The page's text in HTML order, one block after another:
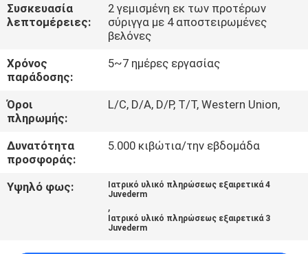
ΕΠΙΚΟΙΝΩΝΉΣΤΕ
ΜΑΖΊ
ΜΑΣ
ΕΙΔΉΣΕΙΣ
ΥΠΟΘΈΣΕΙΣ
ΖΗΤΉΣΤΕ
Συσκευασία
λεπτομέρειες:
2 γεμισμένη εκ των προτέρων
σύριγγα με 4 αποστειρωμένες
βελόνες
Χρόνος
παράδοσης:
5~7 ημέρες εργασίας
Όροι
πληρωμής:
L/C, D/A, D/P, T/T, Western Union,
Δυνατότητα
προσφοράς:
5.000 κιβώτια/την εβδομάδα
Υψηλό φως:
Ιατρικό υλικό πληρώσεως εξαιρετικά 4
Juvederm
,
Ιατρικό υλικό πληρώσεως εξαιρετικά 3
Juvederm